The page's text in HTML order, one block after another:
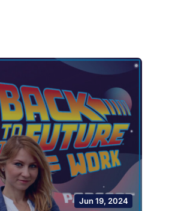
Jun 19, 2024